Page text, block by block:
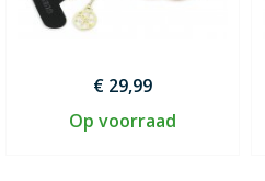
€ 29,99
Op voorraad